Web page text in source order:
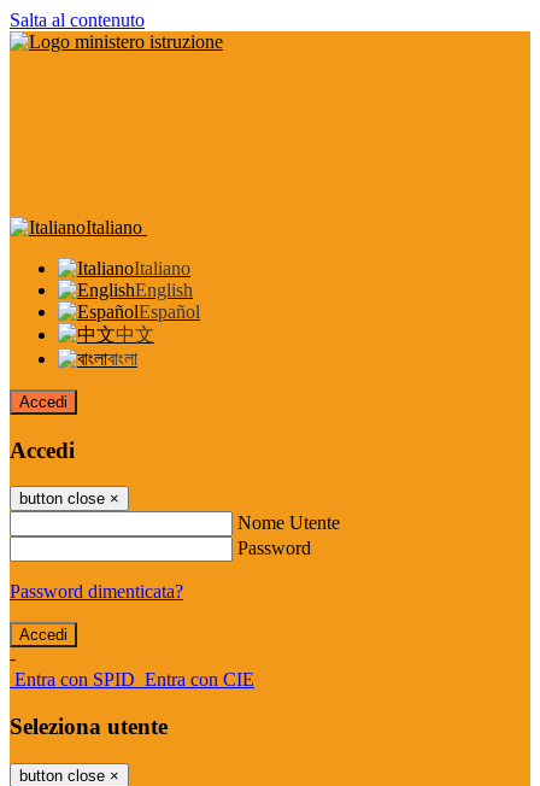
Salta al contenuto
Italiano
Italiano
English
Español
中文
বাংলা
Accedi
Accedi
button close ×
Nome Utente
Password
Password dimenticata?
-
Entra con SPID Entra con CIE
Seleziona utente
button close ×